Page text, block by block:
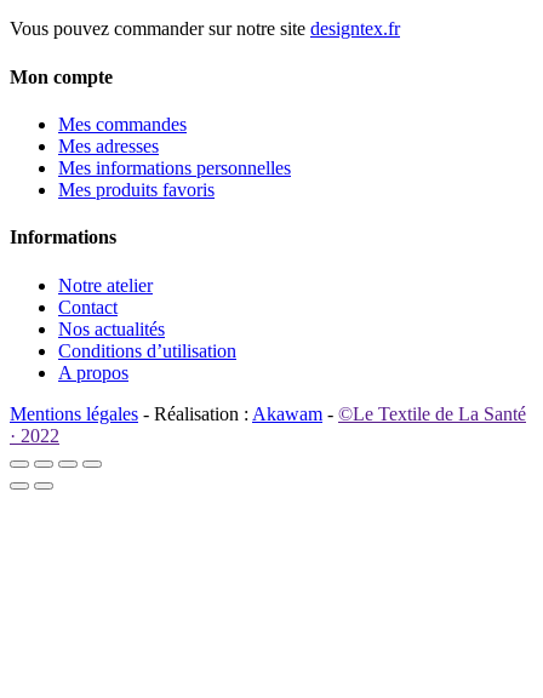
Vous pouvez commander sur notre site designtex.fr
Mon compte
Mes commandes
Mes adresses
Mes informations personnelles
Mes produits favoris
Informations
Notre atelier
Contact
Nos actualités
Conditions d’utilisation
A propos
Mentions légales - Réalisation : Akawam - ©Le Textile de La Santé
· 2022